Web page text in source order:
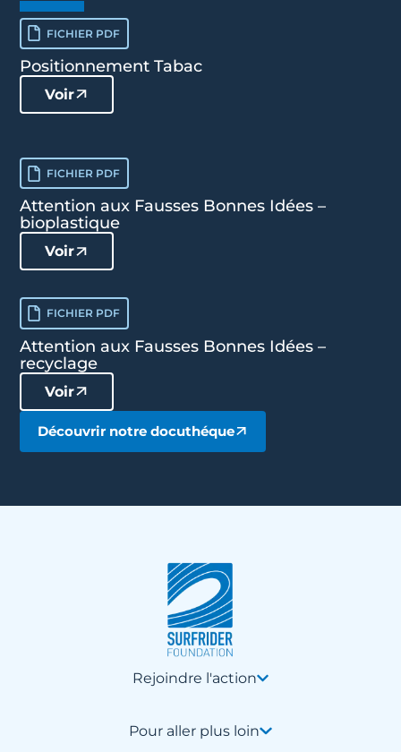
FICHIER PDF
Positionnement Tabac
Voir
FICHIER PDF
Attention aux Fausses Bonnes Idées –
bioplastique
Voir
FICHIER PDF
Attention aux Fausses Bonnes Idées –
recyclage
Voir
Découvrir notre docuthéque
Rejoindre l'action
Pour aller plus loin